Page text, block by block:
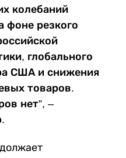
колебаний
фоне резкого
глобального
США и снижения
товаров.
нет”, –